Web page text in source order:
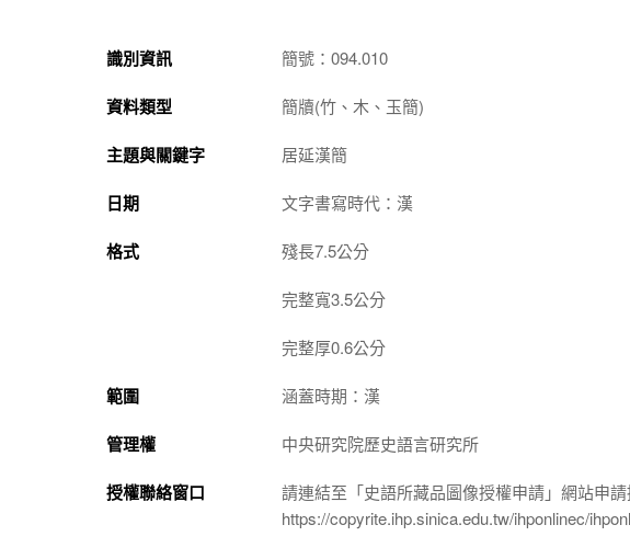
識別資訊 簡號：094.010
資料類型 簡牘(竹、木、玉簡)
主題與關鍵字 居延漢簡
日期 文字書寫時代：漢
格式 殘長7.5公分
完整寬3.5公分
完整厚0.6公分
範圍 涵蓋時期：漢
管理權 中央研究院歷史語言研究所
授權聯絡窗口
請連結至「史語所藏品圖像授權申請」網站申請
https://copyrite.ihp.sinica.edu.tw/ihponlinec/